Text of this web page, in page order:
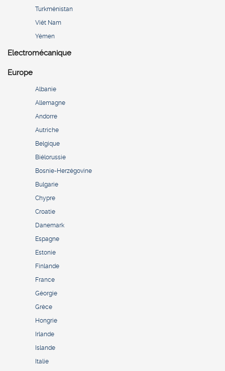
Turkménistan
Viêt Nam
Yémen
Electromécanique
Europe
Albanie
Allemagne
Andorre
Autriche
Belgique
Biélorussie
Bosnie-Herzégovine
Bulgarie
Chypre
Croatie
Danemark
Espagne
Estonie
Finlande
France
Géorgie
Grèce
Hongrie
Irlande
Islande
Italie